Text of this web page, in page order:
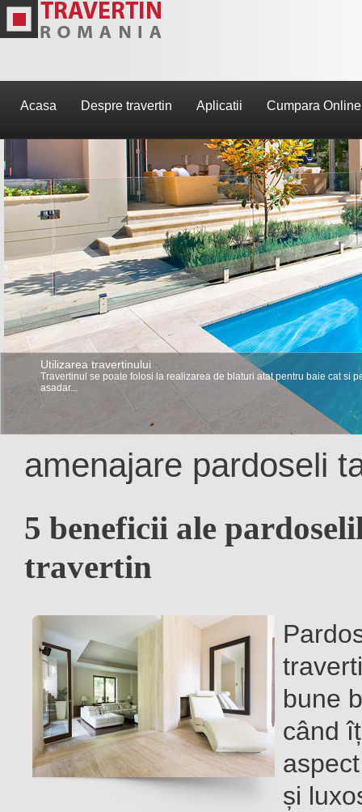
Acasa Despre travertin Aplicatii Cumpara Online
Utilizarea travertinului
Travertinul se poate folosi la realizarea de blaturi atat pentru baie cat si
asadar...
Travertin – Intretinere si curatare
Pentru a-si pastra luminozitatea si nuanta de la inceput travertinul
amenajare pardoseli
5 beneficii ale
travertin
bune
când
și